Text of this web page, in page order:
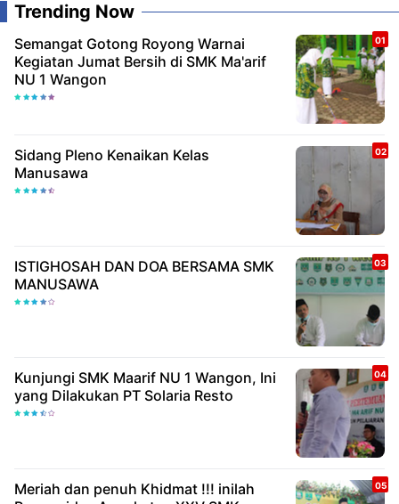
Trending Now
Semangat Gotong Royong Warnai
Kegiatan Jumat Bersih di SMK Ma'arif
NU 1 Wangon
Sidang Pleno Kenaikan Kelas
Manusawa
ISTIGHOSAH DAN DOA BERSAMA SMK
MANUSAWA
Kunjungi SMK Maarif NU 1 Wangon, Ini
yang Dilakukan PT Solaria Resto
Meriah dan penuh Khidmat !!! inilah